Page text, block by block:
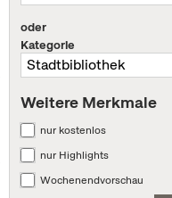
oder
Kategorie
Weitere Merkmale
nur kostenlos
nur Highlights
Wochenendvorschau